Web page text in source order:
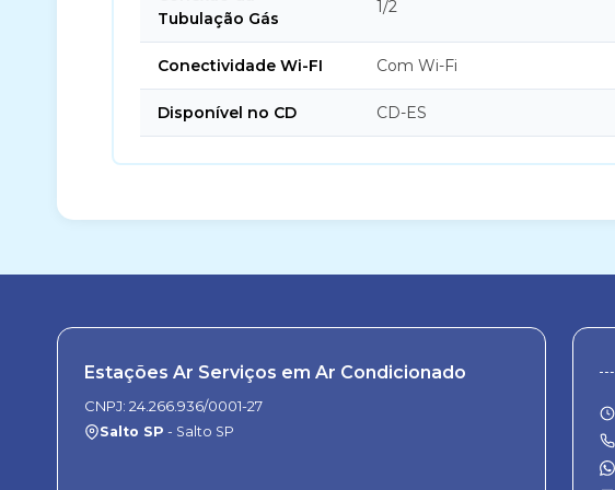
Tubulação Gás
1/2
Conectividade Wi-FI Com Wi-Fi
Disponível no CD CD-ES
Estações Ar Serviços em Ar Condicionado
CNPJ: 24.266.936/0001-27
Salto SP - Salto SP